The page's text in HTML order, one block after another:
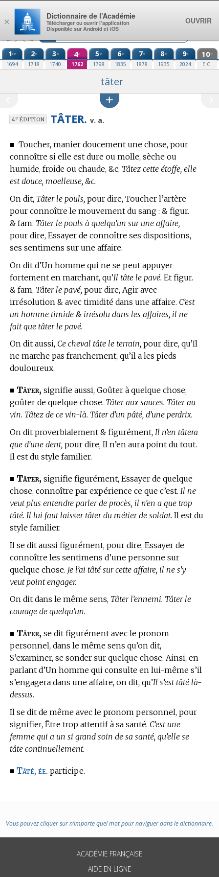
Aller au contenu
1re
1694
2e
1718
3e
1740
4e
1762
5e
1798
6e
1835
7e
1878
8e
1935
9e
2024
10e
E.C.
tâter
4eÉDITION TÂTER. v. a.
■ Toucher, manier doucement une chose, pour
connoître si elle est dure ou molle, sèche ou
humide, froide ou chaude, &c. Tâtez cette étoffe, elle
est douce, moelleuse, &c.
On dit, Tâter le pouls, pour dire, Toucher l’artère
pour connoître le mouvement du sang : & figur.
& fam. Tâter le pouls à quelqu’un sur une affaire,
pour dire, Essayer de connoître ses dispositions,
ses sentimens sur une affaire.
On dit d’Un homme qui ne se peut appuyer
fortement en marchant, qu’Il tâte le pavé. Et figur.
& fam. Tâter le pavé, pour dire, Agir avec
irrésolution & avec timidité dans une affaire. C’est
un homme timide & irrésolu dans les affaires, il ne
fait que tâter le pavé.
On dit aussi, Ce cheval tâte le terrain, pour dire, qu’Il
ne marche pas franchement, qu’il a les pieds
douloureux.
■ Tâter, signifie aussi, Goûter à quelque chose,
goûter de quelque chose. Tâter aux sauces. Tâter au
vin. Tâtez de ce vin-là. Tâter d’un pâté, d’une perdrix.
On dit proverbialement & figurément, Il n’en tâtera
que d’une dent, pour dire, Il n’en aura point du tout.
Il est du style familier.
■ Tâter, signifie figurément, Essayer de quelque
chose, connoître par expérience ce que c’est. Il ne
veut plus entendre parler de procès, il n’en a que trop
tâté. Il lui faut laisser tâter du métier de soldat. Il est du
style familier.
Il se dit aussi figurément, pour dire, Essayer de
connoître les sentimens d’une personne sur
quelque chose. Je l’ai tâté sur cette affaire, il ne s’y
veut point engager.
On dit dans le même sens, Tâter l’ennemi. Tâter le
courage de quelqu’un.
■ Tâter, se dit figurément avec le pronom
personnel, dans le même sens qu’on dit,
S’examiner, se sonder sur quelque chose. Ainsi, en
parlant d’Un homme qui consulte en lui-même s’il
s’engagera dans une affaire, on dit, qu’Il s’est tâté là-
dessus.
Il se dit de même avec le pronom personnel, pour
signifier, Être trop attentif à sa santé. C’est une
femme qui a un si grand soin de sa santé, qu’elle se
tâte continuellement.
■ Tâté, ée. participe.
Vous pouvez cliquer sur n’importe quel mot pour naviguer dans le dictionnaire.
ACADÉMIE FRANÇAISE
AIDE EN LIGNE
×
Dictionnaire de l’Académie
Télécharger ou ouvrir l’application
Disponible sur Android et iOS
OUVRIR